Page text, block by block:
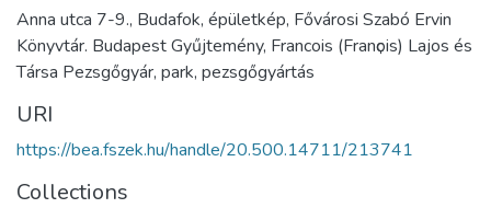
Anna utca 7-9., Budafok, épületkép, Fővárosi Szabó Ervin
Könyvtár. Budapest Gyűjtemény, Francois (Franҫois) Lajos és
Társa Pezsgőgyár, park, pezsgőgyártás
URI
https://bea.fszek.hu/handle/20.500.14711/213741
Collections